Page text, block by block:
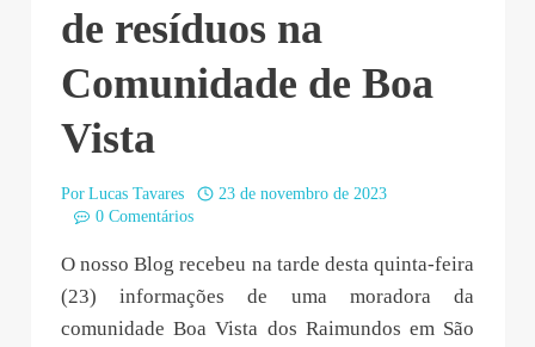
de resíduos na
Comunidade de Boa
Vista
Por Lucas Tavares
23 de novembro de 2023
0 Comentários
O nosso Blog recebeu na tarde desta quinta-feira
(23) informações de uma moradora da
comunidade Boa Vista dos Raimundos em São